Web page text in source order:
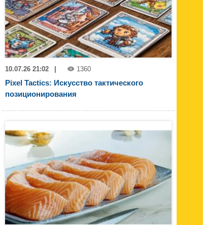
10.07.26 21:02 1360
Pixel Tactics: Искусство тактического
позиционирования